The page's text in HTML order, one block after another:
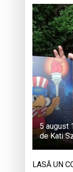
5 august
de Kati
LASĂ UN